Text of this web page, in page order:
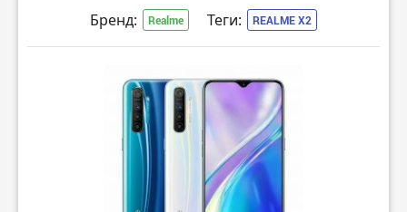
Бренд: Realme Теги: REALME X2